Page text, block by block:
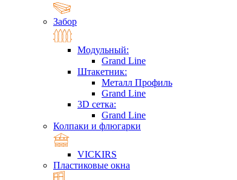
Забор
Модульный:
Grand Line
Штакетник:
Металл Профиль
Grand Line
3D сетка:
Grand Line
Колпаки и флюгарки
VICKIRS
Пластиковые окна